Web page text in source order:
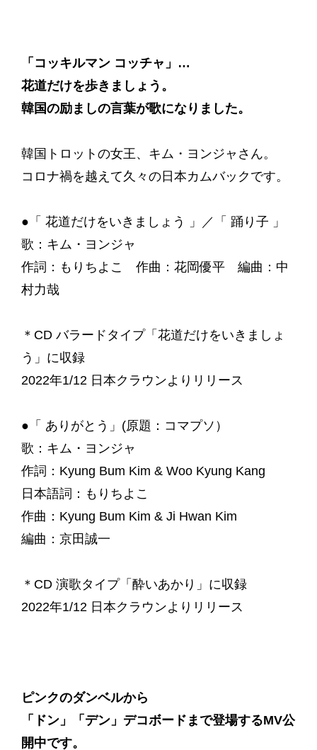
「コッキルマン コッチャ」…
花道だけを歩きましょう。
韓国の励ましの言葉が歌になりました。
韓国トロットの女王、キム・ヨンジャさん。
コロナ禍を越えて久々の日本カムバックです。
●「 花道だけをいきましょう 」／「 踊り子 」
歌：キム・ヨンジャ
作詞：もりちよこ 作曲：花岡優平 編曲：中
村力哉
＊CD バラードタイプ「花道だけをいきましょ
う」に収録
2022年1/12 日本クラウンよりリリース
●「 ありがとう」(原題：コマプソ）
歌：キム・ヨンジャ
作詞：Kyung Bum Kim & Woo Kyung Kang
日本語詞：もりちよこ
作曲：Kyung Bum Kim & Ji Hwan Kim
編曲：京田誠一
＊CD 演歌タイプ「酔いあかり」に収録
2022年1/12 日本クラウンよりリリース
ピンクのダンベルから
「ドン」「デン」デコボードまで登場するMV公
開中です。